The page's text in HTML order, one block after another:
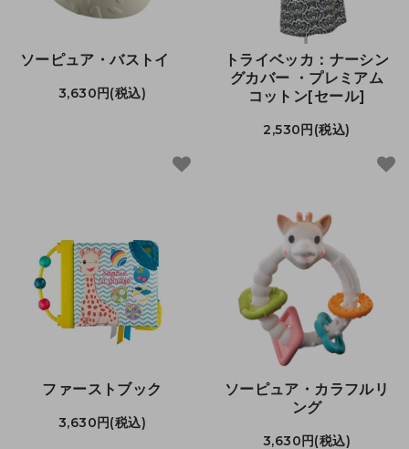
ソーピュア・バストイ
3,630円(税込)
トライベッカ：ナーシン
グカバー ・プレミアム
コットン[セール]
2,530円(税込)
ファーストブック
3,630円(税込)
ソーピュア・カラフルリ
ング
3,630円(税込)